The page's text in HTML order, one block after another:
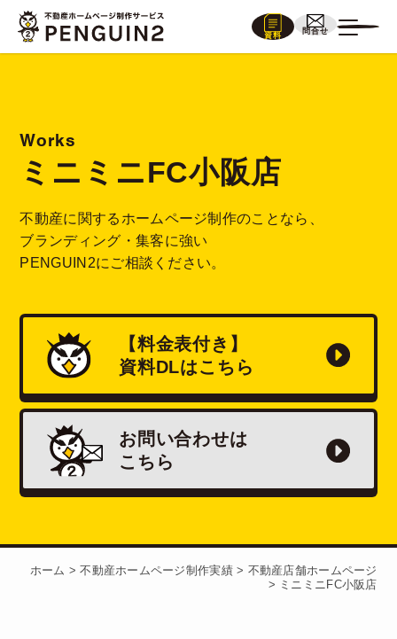
資料
問合せ
Works
ミニミニFC小阪店
不動産に関するホームページ制作のことなら、
ブランディング・集客に強い
PENGUIN2にご相談ください。
【料金表付き】
資料DLはこちら
お問い合わせは
こちら
ホーム >不動産ホームページ制作実績> 不動産店舗ホームページ
> ミニミニFC小阪店